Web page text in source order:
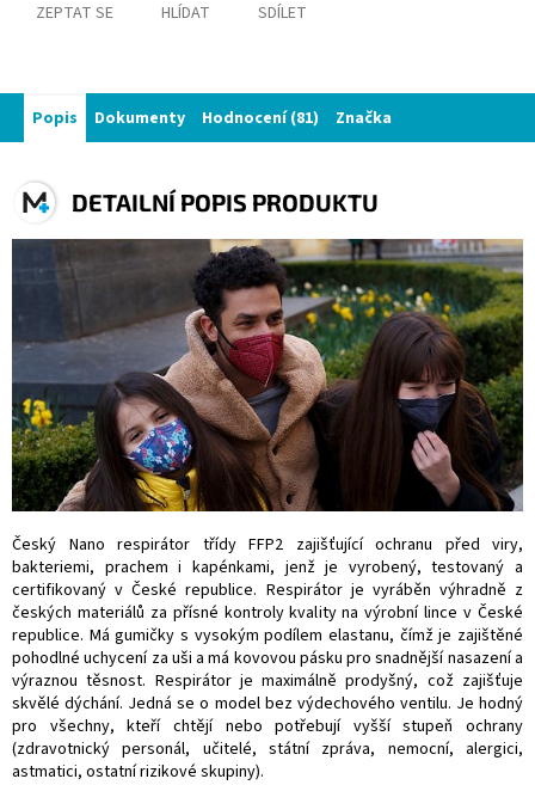
ZEPTAT SE HLÍDAT SDÍLET
Popis Dokumenty Hodnocení (81) Značka
DETAILNÍ POPIS PRODUKTU
Český Nano respirátor třídy FFP2 zajišťující ochranu před viry,
bakteriemi, prachem i kapénkami, jenž je vyrobený, testovaný a
certifikovaný v České republice. Respirátor je vyráběn výhradně z
českých materiálů za přísné kontroly kvality na výrobní lince v České
republice. Má gumičky s vysokým podílem elastanu, čímž je zajištěné
pohodlné uchycení za uši a má kovovou pásku pro snadnější nasazení a
výraznou těsnost. Respirátor je maximálně prodyšný, což zajišťuje
skvělé dýchání. Jedná se o model bez výdechového ventilu. Je hodný
pro všechny, kteří chtějí nebo potřebují vyšší stupeň ochrany
(zdravotnický personál, učitelé, státní zpráva, nemocní, alergici,
astmatici, ostatní rizikové skupiny).